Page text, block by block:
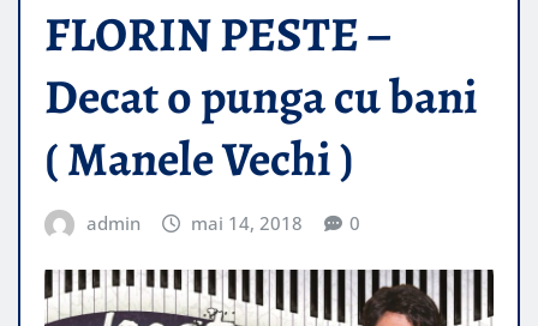
FLORIN PESTE –
Decat o punga cu bani
( Manele Vechi )
admin mai 14, 2018 0